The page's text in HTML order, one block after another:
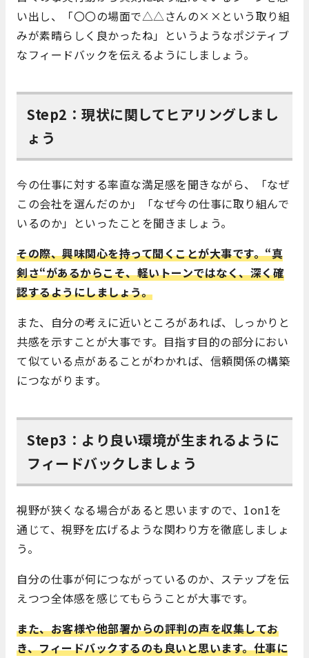
い出し、「〇〇の場面で△△さんの×× という取り組
みが素晴らしく良かったね」というようなポジティブ
なフィードバックを伝えるようにしましょう。
Step2：現状に関してヒアリングしまし
ょう
今の仕事に対する率直な満足感を聞きながら、「なぜ
この会社を選んだのか」「なぜ今の仕事に取り組んで
いるのか」といったことを聞きましょう。
その際、興味関心を持って聞くことが大事です。“真
剣さ“があるからこそ、軽いトーンではなく、深く確
認するようにしましょう。
また、自分の考えに近いところがあれば、しっかりと
共感を示すことが大事です。目指す目的の部分におい
て似ている点があることがわかれば、信頼関係の構築
につながります。
Step3：より良い環境が生まれるように
フィードバックしましょう
視野が狭くなる場合があると思いますので、 1on1を
通じて、視野を広げるような関わり方を徹底しましょ
う。
自分の仕事が何につながっているのか、ステップを伝
えつつ全体感を感じてもらうことが大事です。
また、お客様や他部署からの評判の声を収集してお
き、フィードバックするのも良いと思います。仕事に